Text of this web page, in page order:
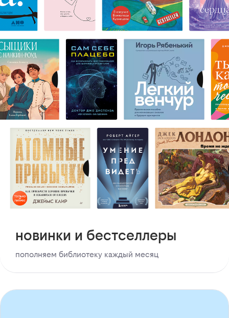
новинки и бестселлеры
пополняем библиотеку каждый месяц